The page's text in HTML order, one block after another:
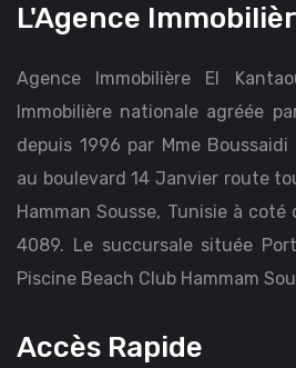
L'Agence
Agence Immobilière El
Immobilière nationale agréée
depuis 1996 par Mme
au boulevard 14 Janvier route
Hamman Sousse, Tunisie à
4089. Le succursale située
Piscine Beach Club Hammam
Accès Rapide